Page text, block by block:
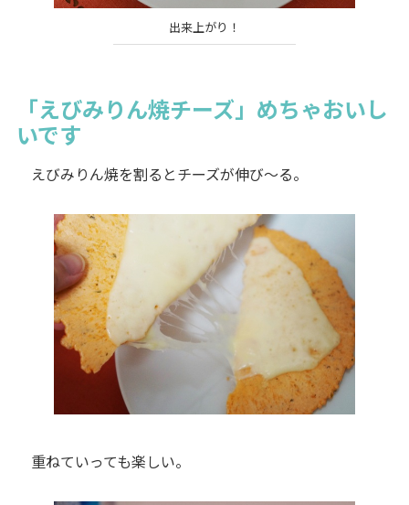
出来上がり！
「えびみりん焼チーズ」めちゃおいし
いです
えびみりん焼を割るとチーズが伸び～る。
重ねていっても楽しい。